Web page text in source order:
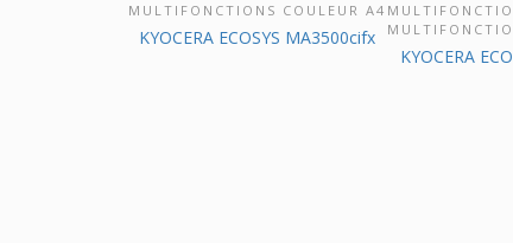
DÉCOUVRIR CE PRODUIT
MULTIFONCTIONS COULEUR A4
KYOCERA ECOSYS MA3500cifx
KYOCERA